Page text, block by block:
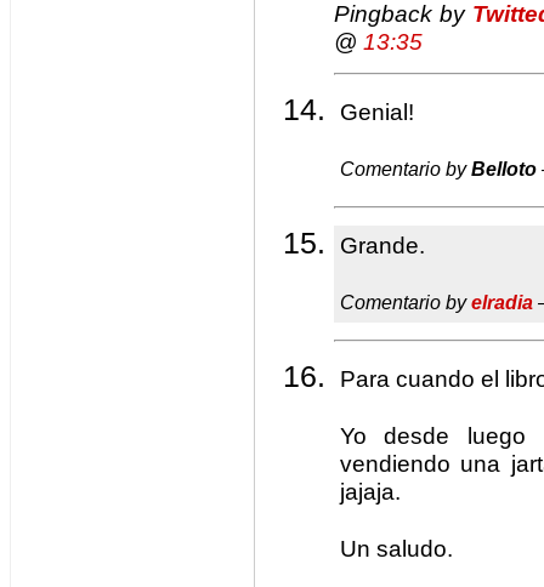
Pingback by
@ 13:35
Genial!
Comentario byBelloto
Grande.
Comentario byelradia
Para cuando el
Yo desde
vendiendo una
jajaja.
Un saludo.